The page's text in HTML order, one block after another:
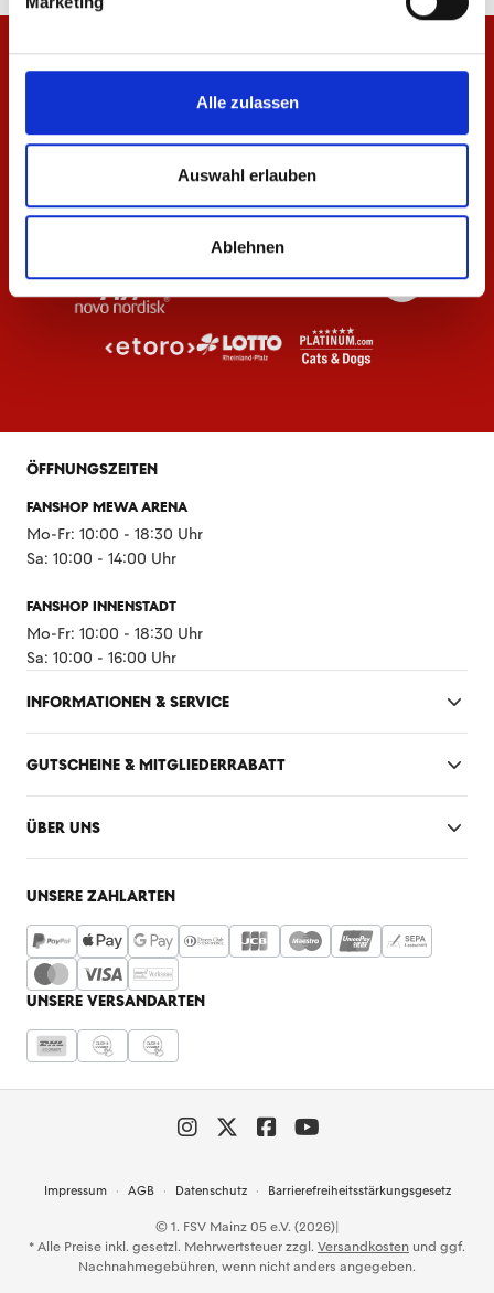
Alle zulassen
Auswahl erlauben
Ablehnen
ÖFFNUNGSZEITEN
FANSHOP MEWA ARENA
Mo-Fr: 10:00 - 18:30 Uhr
Sa: 10:00 - 14:00 Uhr
FANSHOP INNENSTADT
Mo-Fr: 10:00 - 18:30 Uhr
Sa: 10:00 - 16:00 Uhr
INFORMATIONEN & SERVICE
GUTSCHEINE & MITGLIEDERRABATT
ÜBER UNS
UNSERE ZAHLARTEN
UNSERE VERSANDARTEN
Impressum AGB Datenschutz Barrierefreiheitsstärkungsgesetz
© 1. FSV Mainz 05 e.V. (2026)|
* Alle Preise inkl. gesetzl. Mehrwertsteuer zzgl. Versandkosten und ggf.
Nachnahmegebühren, wenn nicht anders angegeben.